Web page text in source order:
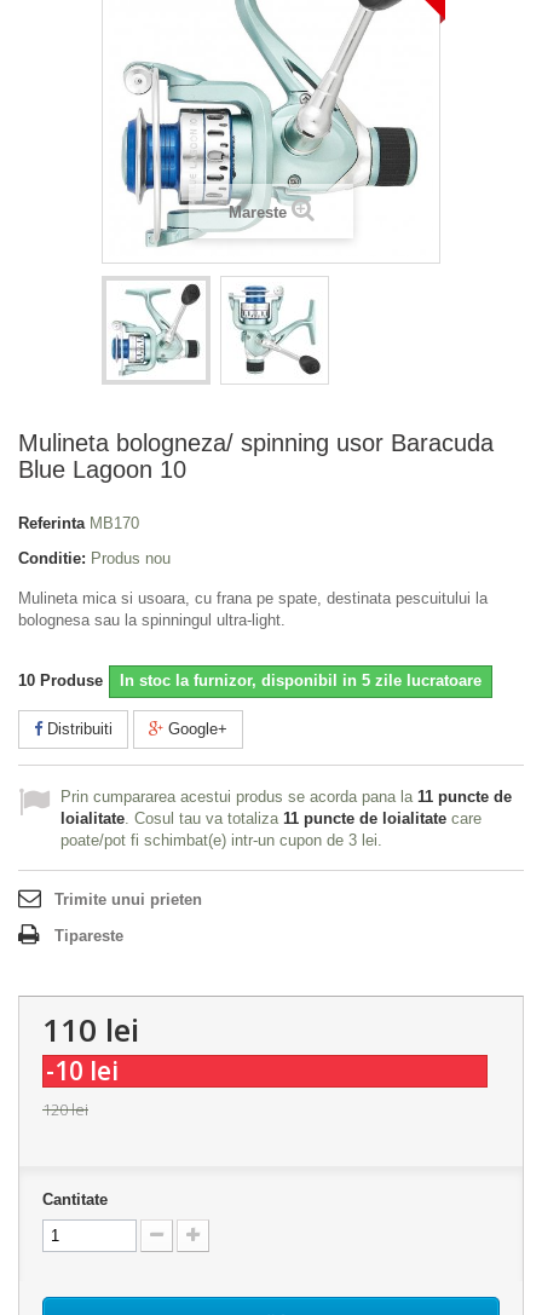
Mareste
Mulineta bologneza/ spinning usor Baracuda
Blue Lagoon 10
Referinta MB170
Conditie: Produs nou
Mulineta mica si usoara, cu frana pe spate, destinata pescuitului la
bolognesa sau la spinningul ultra-light.
10 Produse In stoc la furnizor, disponibil in 5 zile lucratoare
Distribuiti Google+
Prin cumpararea acestui produs se acorda pana la 11 puncte de
loialitate . Cosul tau va totaliza 11 puncte de loialitate care
poate/pot fi schimbat(e) intr-un cupon de 3 lei
Trimite unui prieten
Tipareste
110 lei
-10 lei
120 lei
Cantitate